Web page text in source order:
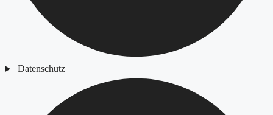
Datenschutz